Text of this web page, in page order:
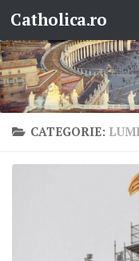
Skip to content
Catholica.ro
CATEGORIE: